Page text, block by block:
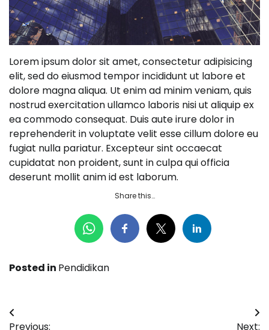
Lorem ipsum dolor sit amet, consectetur adipisicing
elit, sed do eiusmod tempor incididunt ut labore et
dolore magna aliqua. Ut enim ad minim veniam, quis
nostrud exercitation ullamco laboris nisi ut aliquip ex
ea commodo consequat. Duis aute irure dolor in
reprehenderit in voluptate velit esse cillum dolore eu
fugiat nulla pariatur. Excepteur sint occaecat
cupidatat non proident, sunt in culpa qui officia
deserunt mollit anim id est laborum.
Share this…
Posted in Pendidikan
Navigasi
Previous:
Next: